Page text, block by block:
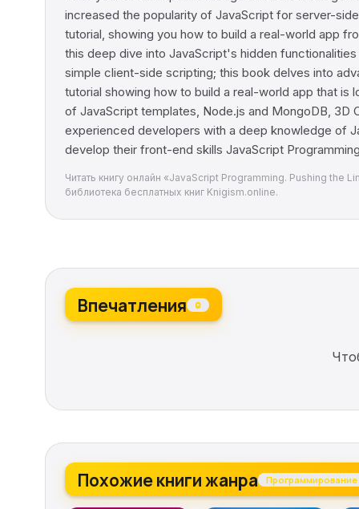
increased the popularity of JavaScript for server-
tutorial, showing you how to build a real-world app
this deep dive into JavaScript's hidden
simple client-side scripting; this book delves into
tutorial showing how to build a real-world app that
of JavaScript templates, Node.js and MongoDB, 3D
experienced developers with a deep knowledge of
develop their front-end skills JavaScript
Читать книгу онлайн «JavaScript Programming. Pushing the
библиотека бесплатных книг Knigism.online.
Впечатления 0
Похожие книги жанра